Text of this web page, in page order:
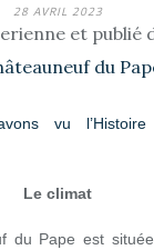
28 AVRIL 2023
et publié
vu
Le climat
du Pape est